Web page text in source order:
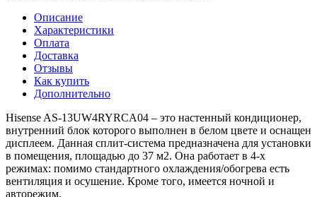
Описание
Характеристики
Оплата
Доставка
Отзывы
Как купить
Дополнительно
Hisense AS-13UW4RYRCA04 – это настенный кондиционер,
внутренний блок которого выполнен в белом цвете и оснащен
дисплеем. Данная сплит-система предназначена для установки
в помещения, площадью до 37 м2. Она работает в 4-х
режимах: помимо стандартного охлаждения/обогрева есть
вентиляция и осушение. Кроме того, имеется ночной и
авторежим.